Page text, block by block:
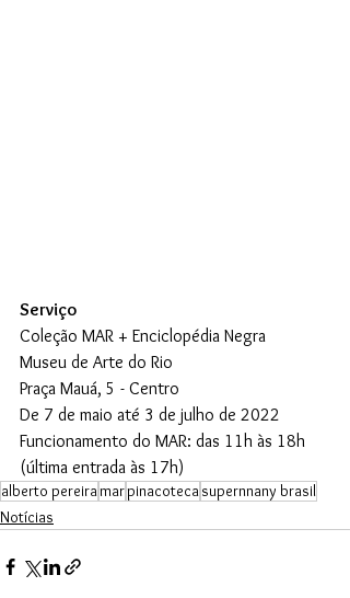
Serviço
Coleção MAR + Enciclopédia Negra
Museu de Arte do Rio
Praça Mauá, 5 - Centro
De 7 de maio até 3 de julho de 2022
Funcionamento do MAR: das 11h às 18h
(última entrada às 17h)
alberto pereiramarpinacotecasupernnany brasil
Notícias